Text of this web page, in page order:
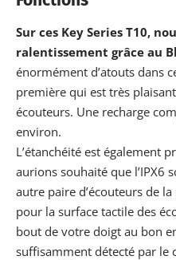
Sur ces Key Series T10,
ralentissement grâce au
énormément d’atouts dans
première qui est très
écouteurs. Une recharge
environ.
L’étanchéité est également
aurions souhaité que l’IPX6
autre paire d’écouteurs de
pour la surface tactile des
bout de votre doigt au bon
suffisamment détecté par le